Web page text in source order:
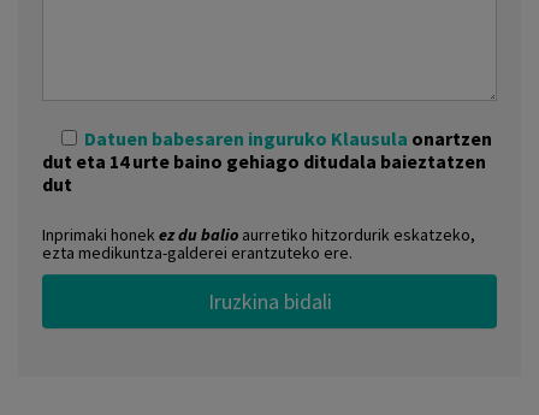
Datuen babesaren inguruko Klausula onartzen
dut eta 14 urte baino gehiago ditudala baieztatzen
dut
Inprimaki honekez du balio aurretiko hitzordurik eskatzeko,
ezta medikuntza-galderei erantzuteko ere.